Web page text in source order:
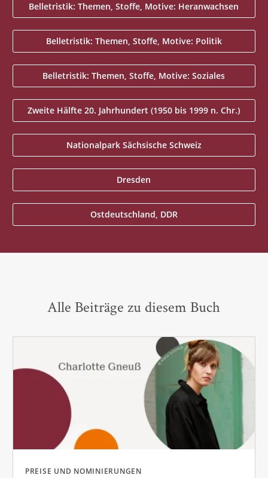
Belletristik: Themen, Stoffe, Motive: Heranwachsen
Belletristik: Themen, Stoffe, Motive: Politik
Belletristik: Themen, Stoffe, Motive: Soziales
Zweite Hälfte 20. Jahrhundert (1950 bis 1999 n. Chr.)
Nationalpark Sächsische Schweiz
Dresden
Ostdeutschland, DDR
Alle Beiträge zu diesem Buch
PREISE UND NOMINIERUNGEN